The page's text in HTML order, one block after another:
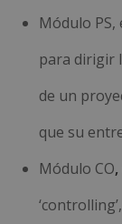
Módulo PS,
para dirigir
de un
que su
Módulo CO,